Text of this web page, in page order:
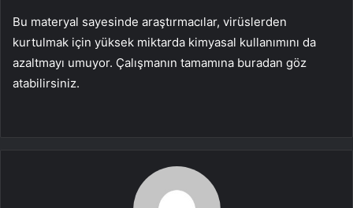
Bu materyal sayesinde araştırmacılar, virüslerden
kurtulmak için yüksek miktarda kimyasal kullanımını da
azaltmayı umuyor. Çalışmanın tamamına buradan göz
atabilirsiniz.